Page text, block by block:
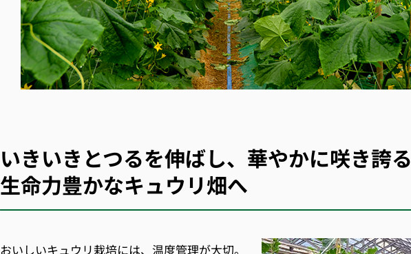
いきいきとつるを伸ばし、華やかに咲き誇る
生命力豊かなキュウリ畑へ
おいしいキュウリ栽培には、温度管理が大切。